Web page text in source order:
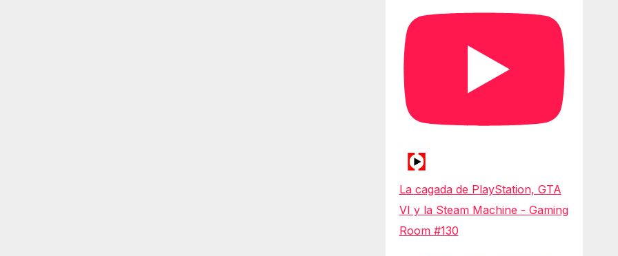
La cagada de PlayStation, GTA
VI y la Steam Machine - Gaming
Room #130